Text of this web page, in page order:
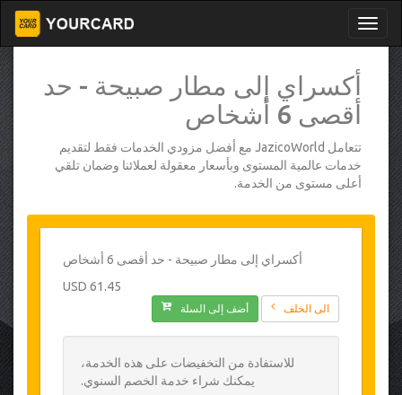
أكسراي إلى مطار صبيحة - حد
أقصى 6 أشخاص
تتعامل JazicoWorld مع أفضل مزودي الخدمات فقط لتقديم
خدمات عالمية المستوى وبأسعار معقولة لعملائنا وضمان تلقي
أعلى مستوى من الخدمة.
أكسراي إلى مطار صبيحة - حد أقصى 6 أشخاص
61.45 USD
الى الخلف أضف إلى السلة
للاستفادة من التخفيضات على هذه الخدمة،
يمكنك شراء خدمة الخصم السنوي.